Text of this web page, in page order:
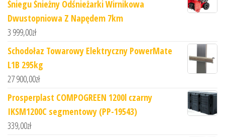
Śniegu Śnieżny Odśnieżarki Wirnikowa
Dwustopniowa Z Napędem 7km
3 999,00zł
Schodołaz Towarowy Elektryczny PowerMate
L1B 295kg
27 900,00zł
Prosperplast COMPOGREEN 1200l czarny
IKSM1200C segmentowy (PP-19543)
339,00zł